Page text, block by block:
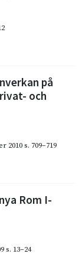
på
och
2010s. 709–719
Rom I-
s. 13–24